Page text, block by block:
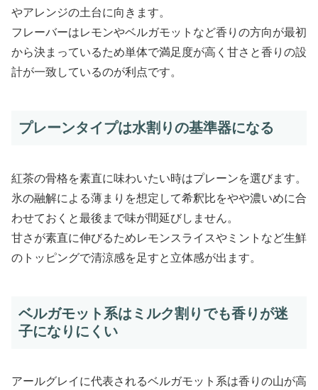
やアレンジの土台に向きます。
フレーバーはレモンやベルガモットなど香りの方向が最初
から決まっているため単体で満足度が高く甘さと香りの設
計が一致しているのが利点です。
プレーンタイプは水割りの基準器になる
紅茶の骨格を素直に味わいたい時はプレーンを選びます。
氷の融解による薄まりを想定して希釈比をやや濃いめに合
わせておくと最後まで味が間延びしません。
甘さが素直に伸びるためレモンスライスやミントなど生鮮
のトッピングで清涼感を足すと立体感が出ます。
ベルガモット系はミルク割りでも香りが迷
子になりにくい
アールグレイに代表されるベルガモット系は香りの山が高